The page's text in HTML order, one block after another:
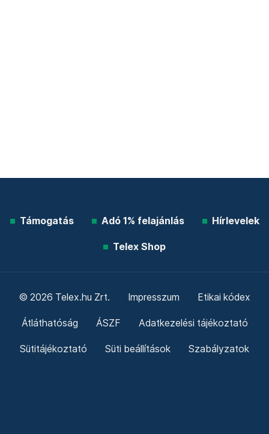
Támogatás Adó 1% felajánlás Hírlevelek
Telex Shop
© 2026 Telex.hu Zrt. Impresszum Etikai kódex
Átláthatóság ÁSZF Adatkezelési tájékoztató
Sütitájékoztató Süti beállítások Szabályzatok